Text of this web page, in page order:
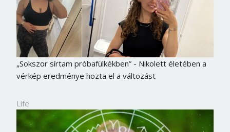
„Sokszor sírtam próbafülkékben” - Nikolett életében a
vérkép eredménye hozta el a változást
Life